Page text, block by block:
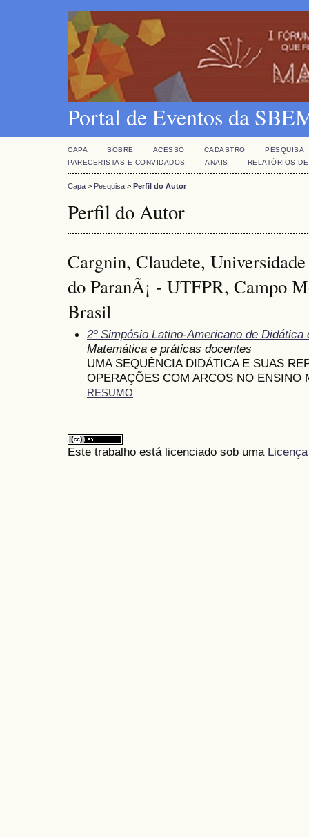
Portal de Eventos da
CAPA SOBRE ACESSO CADASTRO
PESQUISA
PARECERISTAS E CONVIDADOS
ANAIS RELATÓRIOS
Capa > Pesquisa > Perfil do Autor
Perfil do Autor
Cargnin, Claudete,
do ParanÃ¡ - UTFPR, Campo
Brasil
2º Simpósio Latino-Americano de Didática
Matemática e práticas docentes
UMA SEQUÊNCIA DIDÁTICA E SUAS
OPERAÇÕES COM ARCOS NO ENSINO
RESUMO
Este trabalho está licenciado sob uma